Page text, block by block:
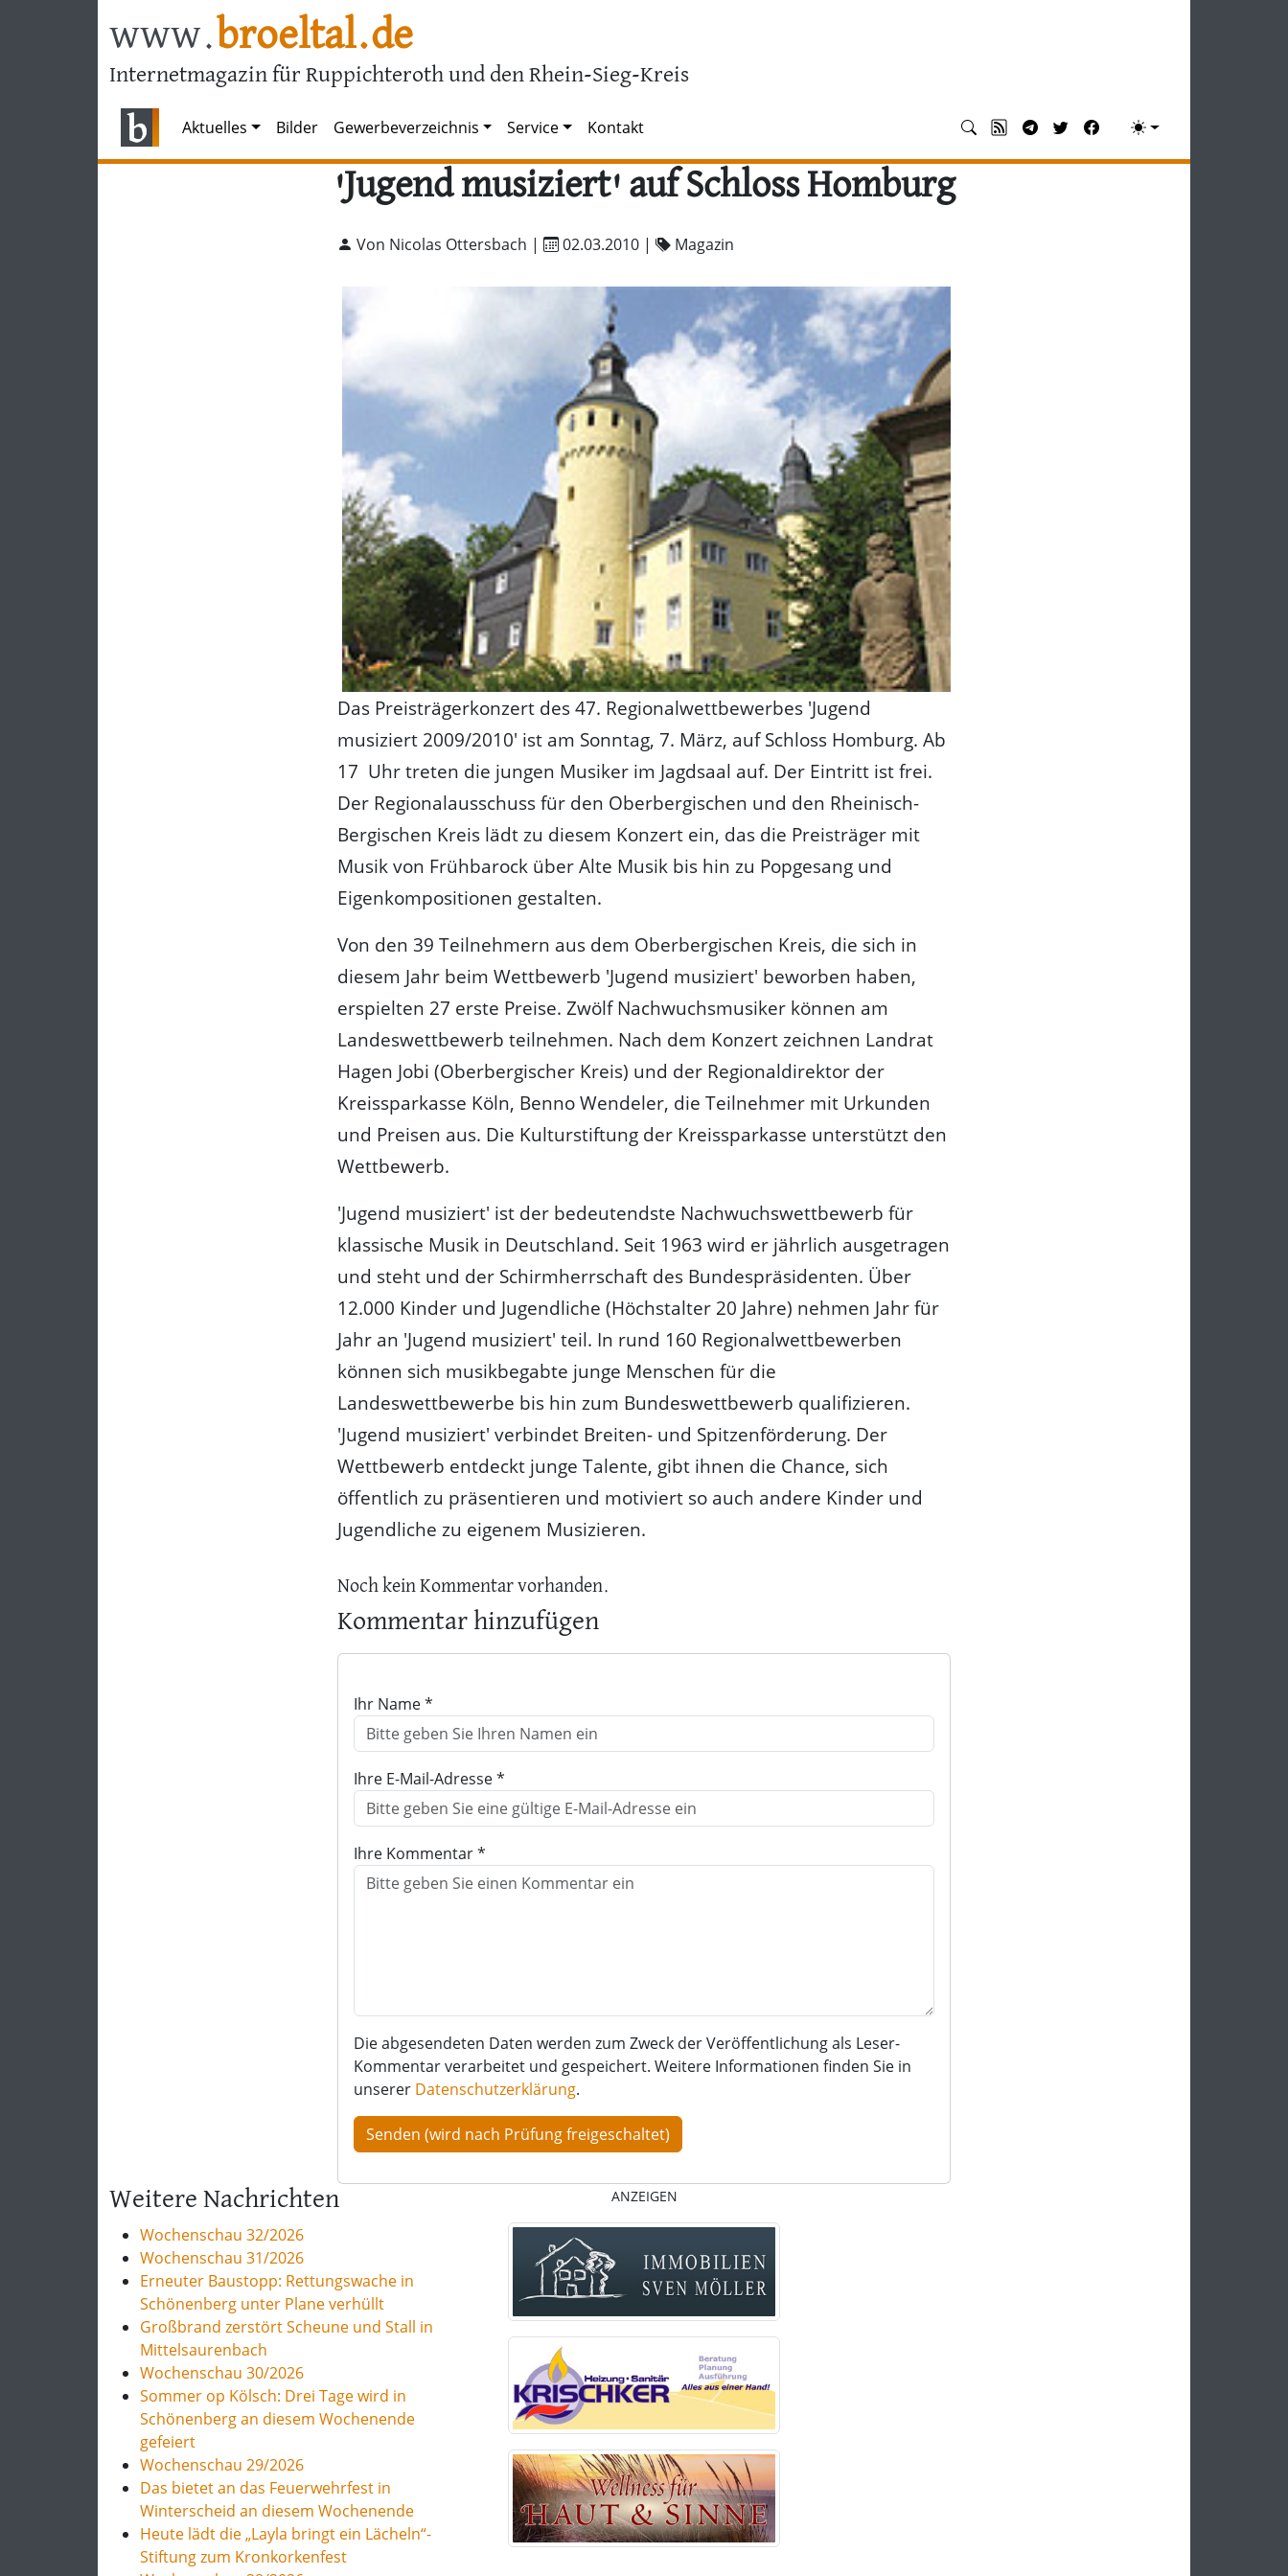
www.broeltal.de
Internetmagazin für Ruppichteroth und den Rhein-Sieg-Kreis
Aktuelles Bilder Gewerbeverzeichnis Service Kontakt
'Jugend musiziert' auf Schloss Homburg
Von Nicolas Ottersbach | 02.03.2010 | Magazin
Das Preisträgerkonzert des 47. Regionalwettbewerbes 'Jugend
musiziert 2009/2010' ist am Sonntag, 7. März, auf Schloss Homburg. Ab
17 Uhr treten die jungen Musiker im Jagdsaal auf. Der Eintritt ist frei.
Der Regionalausschuss für den Oberbergischen und den Rheinisch-
Bergischen Kreis lädt zu diesem Konzert ein, das die Preisträger mit
Musik von Frühbarock über Alte Musik bis hin zu Popgesang und
Eigenkompositionen gestalten.
Von den 39 Teilnehmern aus dem Oberbergischen Kreis, die sich in
diesem Jahr beim Wettbewerb 'Jugend musiziert' beworben haben,
erspielten 27 erste Preise. Zwölf Nachwuchsmusiker können am
Landeswettbewerb teilnehmen. Nach dem Konzert zeichnen Landrat
Hagen Jobi (Oberbergischer Kreis) und der Regionaldirektor der
Kreissparkasse Köln, Benno Wendeler, die Teilnehmer mit Urkunden
und Preisen aus. Die Kulturstiftung der Kreissparkasse unterstützt den
Wettbewerb.
'Jugend musiziert' ist der bedeutendste Nachwuchswettbewerb für
klassische Musik in Deutschland. Seit 1963 wird er jährlich ausgetragen
und steht und der Schirmherrschaft des Bundespräsidenten. Über
12.000 Kinder und Jugendliche (Höchstalter 20 Jahre) nehmen Jahr für
Jahr an 'Jugend musiziert' teil. In rund 160 Regionalwettbewerben
können sich musikbegabte junge Menschen für die
Landeswettbewerbe bis hin zum Bundeswettbewerb qualifizieren.
'Jugend musiziert' verbindet Breiten- und Spitzenförderung. Der
Wettbewerb entdeckt junge Talente, gibt ihnen die Chance, sich
öffentlich zu präsentieren und motiviert so auch andere Kinder und
Jugendliche zu eigenem Musizieren.
Noch kein Kommentar vorhanden.
Kommentar hinzufügen
Ihr Name *
Ihre E-Mail-Adresse *
Ihre Kommentar *
Die abgesendeten Daten werden zum Zweck der Veröffentlichung als Leser-
Kommentar verarbeitet und gespeichert. Weitere Informationen finden Sie in
unserer Datenschutzerklärung.
Weitere Nachrichten
Wochenschau 32/2026
Wochenschau 31/2026
Erneuter Baustopp: Rettungswache in
Schönenberg unter Plane verhüllt
Großbrand zerstört Scheune und Stall in
Mittelsaurenbach
Wochenschau 30/2026
Sommer op Kölsch: Drei Tage wird in
Schönenberg an diesem Wochenende
gefeiert
Wochenschau 29/2026
Das bietet an das Feuerwehrfest in
Winterscheid an diesem Wochenende
Heute lädt die „Layla bringt ein Lächeln“-
Stiftung zum Kronkorkenfest
ANZEIGEN